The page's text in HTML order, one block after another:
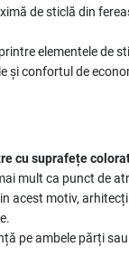
de sticlă din
elementele de
și confortul de
cu suprafețe
mult ca punct de
acest motiv,
pe ambele părți